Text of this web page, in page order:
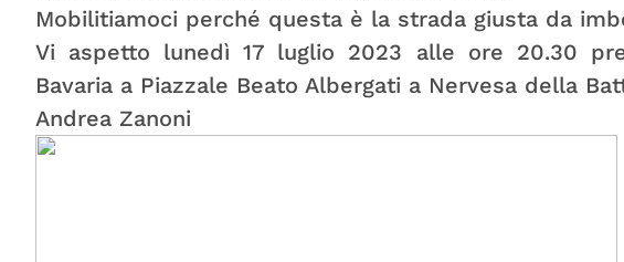
Mobilitiamoci perché questa è la strada giusta da
Vi aspetto lunedì 17 luglio 2023 alle ore 20.30
Bavaria a Piazzale Beato Albergati a Nervesa della
Andrea Zanoni